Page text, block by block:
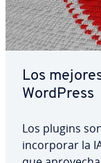
Los
WordPress
Los plugins
in­co­r­po­rar la